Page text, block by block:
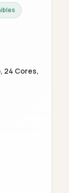
24 Cores,